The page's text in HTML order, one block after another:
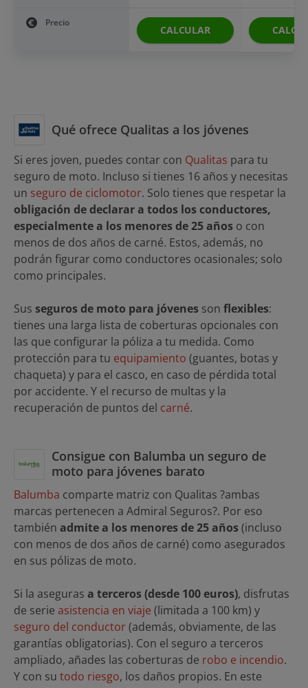
Precio
CALCULAR
Qué ofrece Qualitas a los jóvenes
Si eres joven, puedes contar con Qualitas para tu
seguro de moto. Incluso si tienes 16 años y necesitas
un seguro de ciclomotor. Solo tienes que respetar la
obligación de declarar a todos los conductores,
especialmente a los menores de 25 años o con
menos de dos años de carné. Estos, además, no
podrán figurar como conductores ocasionales; solo
como principales.
Sus seguros de moto para jóvenes son flexibles:
tienes una larga lista de coberturas opcionales con
las que configurar la póliza a tu medida. Como
protección para tu equipamiento (guantes, botas y
chaqueta) y para el casco, en caso de pérdida total
por accidente. Y el recurso de multas y la
recuperación de puntos del carné.
Consigue con Balumba un seguro de
moto para jóvenes barato
Balumba comparte matriz con Qualitas ?ambas
marcas pertenecen a Admiral Seguros?. Por eso
también admite a los menores de 25 años(incluso
con menos de dos años de carné) como asegurados
en sus pólizas de moto.
Si la aseguras a terceros (desde 100 euros), disfrutas
de serie asistencia en viaje (limitada a 100 km) y
seguro del conductor(además, obviamente, de las
garantías obligatorias). Con el seguro a terceros
ampliado, añades las coberturas de robo e incendio.
Y con su todo riesgo, los daños propios. En este